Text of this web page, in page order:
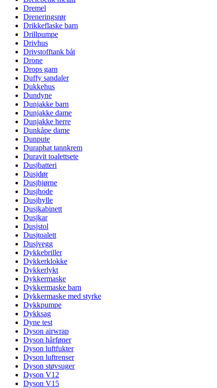
Dremel
Dreneringsrør
Drikkeflaske barn
Drillpumpe
Drivhus
Drivstofftank båt
Drone
Drops garn
Duffy sandaler
Dukkehus
Dundyne
Dunjakke barn
Dunjakke dame
Dunjakke herre
Dunkåpe dame
Dunpute
Duraphat tannkrem
Duravit toalettsete
Dusjbatteri
Dusjdør
Dusjhjørne
Dusjhode
Dusjhylle
Dusjkabinett
Dusjkar
Dusjstol
Dusjtoalett
Dusjvegg
Dykkebriller
Dykkerklokke
Dykkerlykt
Dykkermaske
Dykkermaske barn
Dykkermaske med styrke
Dykkpumpe
Dykksag
Dyne test
Dyson airwrap
Dyson hårføner
Dyson luftfukter
Dyson luftrenser
Dyson støvsuger
Dyson V12
Dyson V15